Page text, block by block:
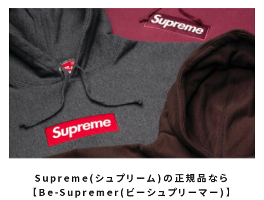
Supreme(シュプリーム)の正規品なら
【Be-Supremer(ビーシュプリーマー)】